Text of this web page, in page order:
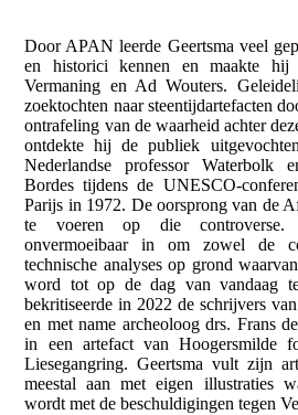
Door APAN leerde Geertsma veel
en historici kennen en maakte
Vermaning en Ad Wouters.
zoektochten naar steentijdartefacten
ontrafeling van de waarheid achter
ontdekte hij de publiek
Nederlandse professor Waterbolk
Bordes tijdens de UNESCO-
Parijs in 1972. De oorsprong van de
te voeren op die controverse.
onvermoeibaar in om zowel de
technische analyses op grond
word tot op de dag van vandaag te
bekritiseerde in 2022 de schrijvers
en met name archeoloog drs. Frans
in een artefact van Hoogersmilde
Liesegangring. Geertsma vult zijn
meestal aan met eigen illustraties
wordt met de beschuldigingen tegen